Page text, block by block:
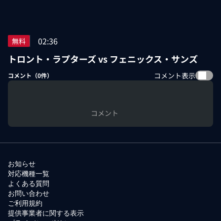
無料 02:36
トロント・ラプターズ vs フェニックス・サンズ
コメント（0件） コメント表示
コメント
お知らせ
対応機種一覧
よくある質問
お問い合わせ
ご利用規約
提供事業者に関する表示